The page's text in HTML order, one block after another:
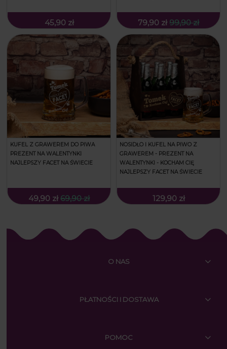
45,90 zł 79,90 zł 99,90 zł
KUFEL Z GRAWEREM DO PIWA
PREZENT NA WALENTYNKI
NAJLEPSZY FACET NA ŚWIECIE
49,90 zł 69,90 zł
NOSIDŁO I KUFEL NA PIWO Z
GRAWEREM - PREZENT NA
WALENTYNKI - KOCHAM CIĘ
NAJLEPSZY FACET NA ŚWIECIE
129,90 zł
O NAS
PŁATNOŚCI I DOSTAWA
POMOC